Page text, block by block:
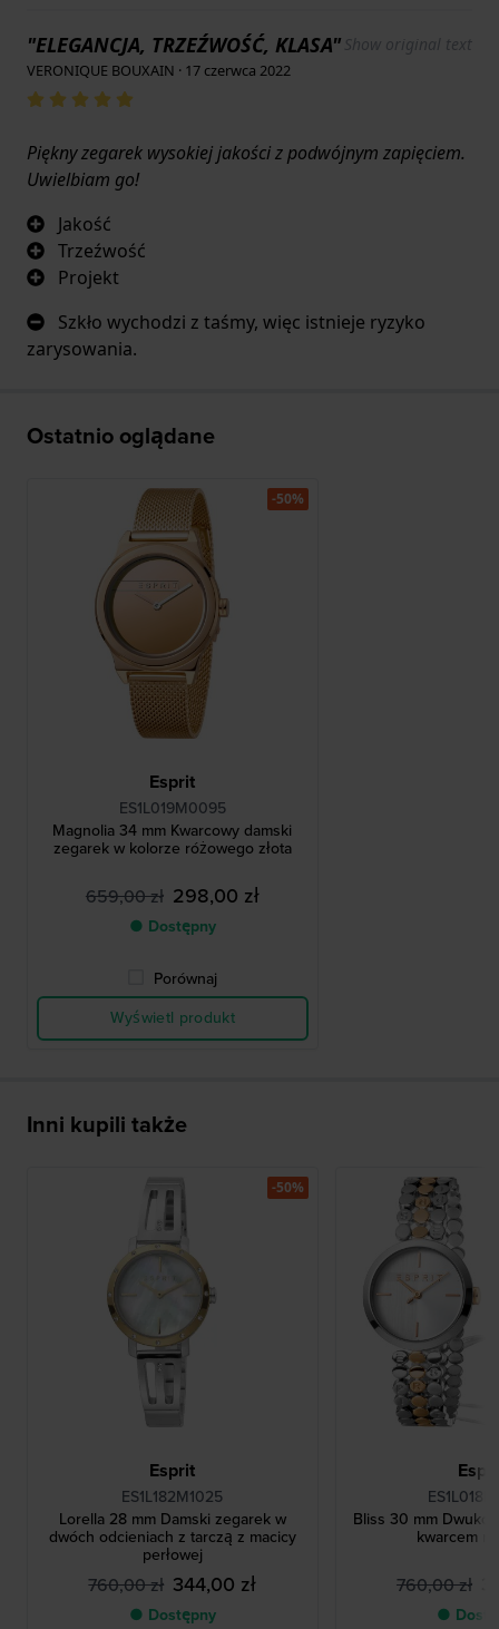
"ELEGANCJA, TRZEŹWOŚĆ, KLASA" Show original text
VERONIQUE BOUXAIN · 17 czerwca 2022
Piękny zegarek wysokiej jakości z podwójnym zapięciem.
Uwielbiam go!
Jakość
Trzeźwość
Projekt
Szkło wychodzi z taśmy, więc istnieje ryzyko
zarysowania.
Ostatnio oglądane
Esprit
ES1L019M0095
Magnolia 34 mm Kwarcowy damski
zegarek w kolorze różowego złota
659,00 zł 298,00 zł
● Dostępny
Porównaj
Wyświetl produkt
-50%
Inni kupili także
Esprit
ES1L182M1025
Lorella 28 mm Damski zegarek w
dwóch odcieniach z tarczą z macicy
perłowej
760,00 zł 344,00 zł
● Dostępny
-50%
Bliss 30 mm
kwarcem
760,00 zł
●